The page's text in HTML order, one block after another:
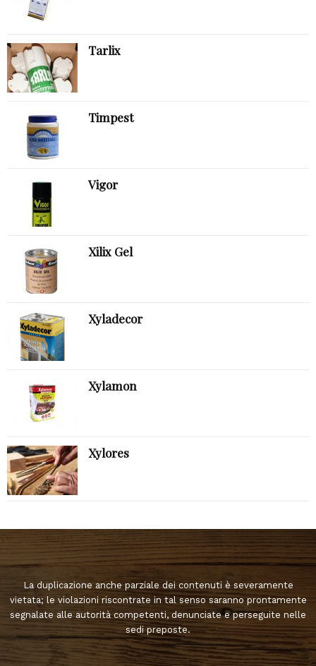
Tarlix
Timpest
Vigor
Xilix Gel
Xyladecor
Xylamon
Xylores
La duplicazione anche parziale dei contenuti è severamente
vietata; le violazioni riscontrate in tal senso saranno prontamente
segnalate alle autorità competenti, denunciate e perseguite nelle
sedi preposte.